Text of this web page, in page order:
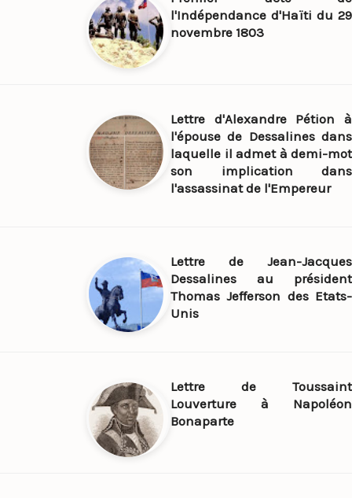
l'Indépendance d'Haïti du 29
novembre 1803
Lettre d'Alexandre Pétion à
l'épouse de Dessalines dans
laquelle il admet à demi-mot
son implication dans
l'assassinat de l'Empereur
Lettre de Jean-Jacques
Dessalines au président
Thomas Jefferson des Etats-
Unis
Lettre de Toussaint
Louverture à Napoléon
Bonaparte